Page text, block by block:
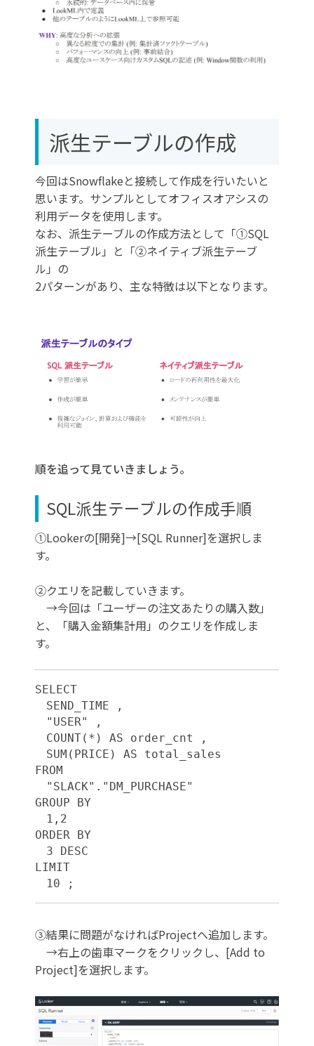
派生テーブルの作成
今回はSnowflakeと接続して作成を行いたいと
思います。サンプルとしてオフィスオアシスの
利用データを使用します。
なお、派生テーブルの作成方法として「①SQL
派生テーブル」と「②ネイティブ派生テーブ
ル」の
2パターンがあり、主な特徴は以下となります。
順を追って見ていきましょう。
SQL派生テーブルの作成手順
①Lookerの[開発]→[SQL Runner]を選択しま
す。
②クエリを記載していきます。
→今回は「ユーザーの注文あたりの購入数」
と、「購入金額集計用」のクエリを作成しま
す。
SELECT
SEND_TIME ,
"USER" ,
COUNT(*) AS order_cnt ,
SUM(PRICE) AS total_sales
FROM
"SLACK"."DM_PURCHASE"
GROUP BY
1,2
ORDER BY
3 DESC
LIMIT
10 ;
③結果に問題がなければProjectへ追加します。
→右上の歯車マークをクリックし、[Add to
Project]を選択します。